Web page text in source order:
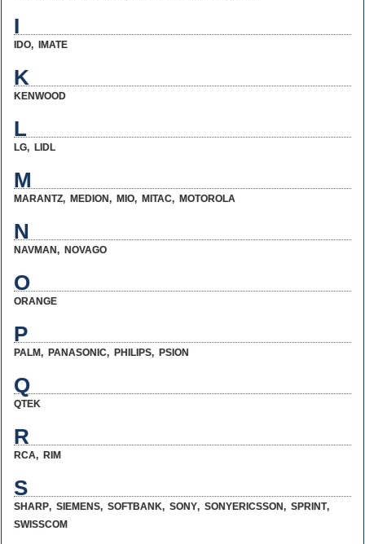
I
IDO, IMATE
K
KENWOOD
L
LG, LIDL
M
MARANTZ, MEDION, MIO, MITAC, MOTOROLA
N
NAVMAN, NOVAGO
O
ORANGE
P
PALM, PANASONIC, PHILIPS, PSION
Q
QTEK
R
RCA, RIM
S
SHARP, SIEMENS, SOFTBANK, SONY, SONYERICSSON, SPRINT,
SWISSCOM